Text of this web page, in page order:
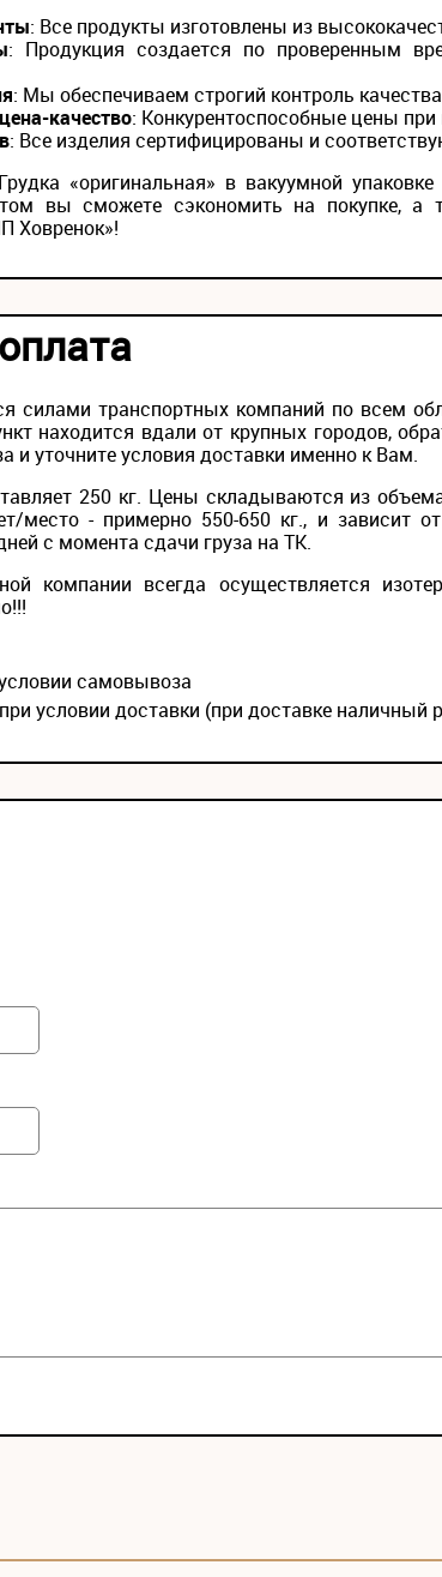
: Все продукты изготовлены из
: Продукция создается по проверенным
: Мы обеспечиваем строгий контроль
качество: Конкурентоспособные цены
: Все изделия сертифицированы и
«оригинальная» в вакуумной
вы сможете сэкономить на покупке, а
Ховренок»!
силами транспортных компаний по всем
находится вдали от крупных городов,
и уточните условия доставки именно к Вам.
250 кг. Цены складываются из
место - примерно 550-650 кг., и зависит
с момента сдачи груза на ТК.
компании всегда осуществляется
самовывоза
условии доставки (при доставке наличный